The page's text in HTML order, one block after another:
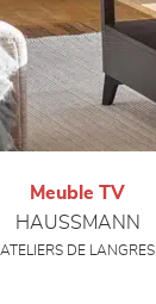
Meuble TV
HAUSSMANN
ATELIERS DE LANGRES